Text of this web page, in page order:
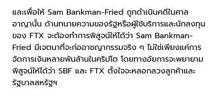
และเพื่อให้ Sam Bankman-Fried ถูกดำเนินคดีในศาล
อาญานั้น ด้านทนายความของรัฐหรือผู้ใช้บริการและนักลงทุน
ของ FTX จะต้องทำการพิสูจน์ให้ได้ว่า Sam Bankman-
Fried มีเจตนาที่จะก่ออาชญากรรมจริง ๆ ไม่ใช่เพียงแค่การ
จัดการเงินหลายพันล้านในคริปโต โดยทางอัยการจะพยายาม
พิสูจน์ให้ได้ว่า SBF และ FTX ตั้งใจจะหลอกลวงลูกค้าและ
รัฐบาลสหรัฐฯ